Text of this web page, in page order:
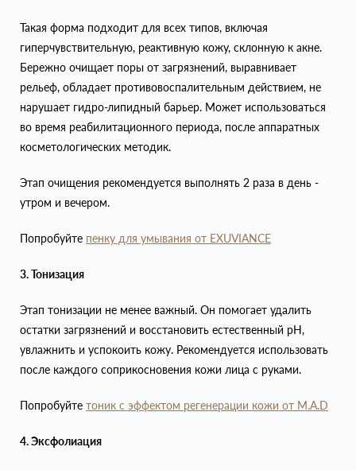
Такая форма подходит для всех типов, включая
гиперчувствительную, реактивную кожу, склонную к акне.
Бережно очищает поры от загрязнений, выравнивает
рельеф, обладает противовоспалительным действием, не
нарушает гидро-липидный барьер. Может использоваться
во время реабилитационного периода, после аппаратных
косметологических методик.
Этап очищения рекомендуется выполнять 2 раза в день -
утром и вечером.
Попробуйте пенку для умывания от EXUVIANCE
3. Тонизация
Этап тонизации не менее важный. Он помогает удалить
остатки загрязнений и восстановить естественный pH,
увлажнить и успокоить кожу. Рекомендуется использовать
после каждого соприкосновения кожи лица с руками.
Попробуйте тоник с эффектом регенерации кожи от M.A.D
4. Эксфолиация